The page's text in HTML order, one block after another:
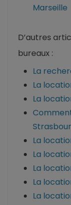
Marseille
D’autres
bureaux :
La
La
La
La
La
La
La
La